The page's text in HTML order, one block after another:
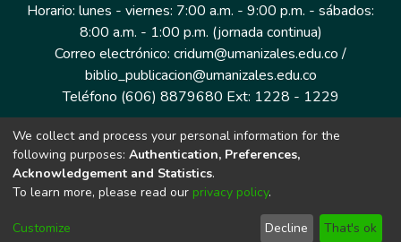
Horario: lunes - viernes: 7:00 a.m. - 9:00 p.m. - sábados:
8:00 a.m. - 1:00 p.m. (jornada continua)
Correo electrónico: cridum@umanizales.edu.co /
biblio_publicacion@umanizales.edu.co
Teléfono (606) 8879680 Ext: 1228 - 1229
Dirección: Cra 9 a # 19-03 Edificio histórico, piso 1
Manizales, Caldas
Colombia.
Tecnología DSpace implementada por
We collect and process your personal information for the
following purposes: Authentication, Preferences,
Acknowledgement and Statistics.
To learn more, please read our privacy policy.
Customize Decline That's ok